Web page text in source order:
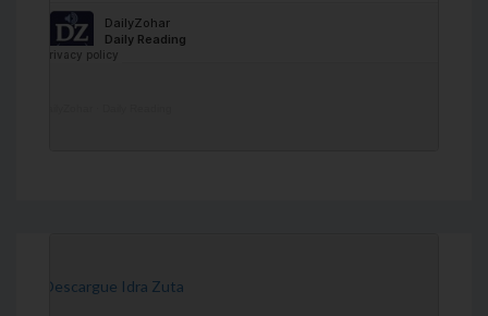
[Descargue Idra Zuta